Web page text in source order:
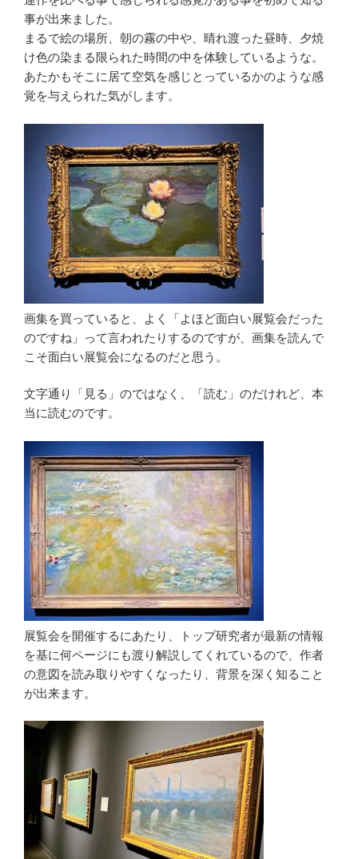
事が出来ました。
まるで絵の場所、朝の霧の中や、晴れ渡った昼時、夕焼
け色の染まる限られた時間の中を体験しているような。
あたかもそこに居て空気を感じとっているかのような感
覚を与えられた気がします。
画集を買っていると、よく「よほど面白い展覧会だった
のですね」って言われたりするのですが、画集を読んで
こそ面白い展覧会になるのだと思う。
文字通り「見る」のではなく、「読む」のだけれど、本
当に読むのです。
展覧会を開催するにあたり、トップ研究者が最新の情報
を基に何ページにも渡り解説してくれているので、作者
の意図を読み取りやすくなったり、背景を深く知ること
が出来ます。